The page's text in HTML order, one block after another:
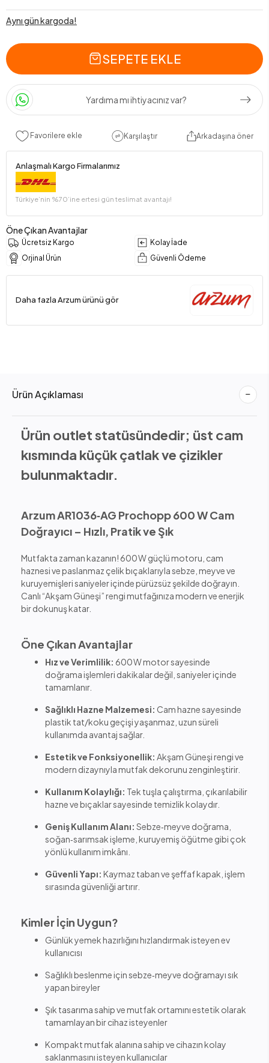
Aynı gün kargoda!
SEPETE EKLE
Yardıma mı ihtiyacınız var?
Favorilere ekle Karşılaştır Arkadaşına öner
Anlaşmalı Kargo Firmalarımız
Türkiye’nin %70’ine ertesi gün teslimat avantajı!
Öne Çıkan Avantajlar
Ücretsiz Kargo
Kolay İade
Orjinal Ürün
Güvenli Ödeme
Daha fazla Arzum ürünü gör
Ürün Açıklaması
Ürün outlet statüsündedir; üst cam
kısmında küçük çatlak ve çizikler
bulunmaktadır.
Arzum AR1036‑AG Prochopp 600 W Cam
Doğrayıcı – Hızlı, Pratik ve Şık
Mutfakta zaman kazanın! 600 W güçlü motoru, cam
haznesi ve paslanmaz çelik bıçaklarıyla sebze, meyve ve
kuruyemişleri saniyeler içinde pürüzsüz şekilde doğrayın.
Canlı “Akşam Güneşi” rengi mutfağınıza modern ve enerjik
bir dokunuş katar.
Öne Çıkan Avantajlar
Hız ve Verimlilik: 600 W motor sayesinde
doğrama işlemleri dakikalar değil, saniyeler içinde
tamamlanır.
Sağlıklı Hazne Malzemesi: Cam hazne sayesinde
plastik tat/koku geçişi yaşanmaz, uzun süreli
kullanımda avantaj sağlar.
Estetik ve Fonksiyonellik: Akşam Güneşi rengi ve
modern dizaynıyla mutfak dekorunu zenginleştirir.
Kullanım Kolaylığı: Tek tuşla çalıştırma, çıkarılabilir
hazne ve bıçaklar sayesinde temizlik kolaydır.
Geniş Kullanım Alanı: Sebze‑meyve doğrama,
soğan‑sarımsak işleme, kuruyemiş öğütme gibi çok
yönlü kullanım imkânı.
Güvenli Yapı: Kaymaz taban ve şeffaf kapak, işlem
sırasında güvenliği artırır.
Kimler İçin Uygun?
Günlük yemek hazırlığını hızlandırmak isteyen ev
kullanıcısı
Sağlıklı beslenme için sebze‑meyve doğramayı sık
yapan bireyler
Şık tasarıma sahip ve mutfak ortamını estetik olarak
tamamlayan bir cihaz isteyenler
Kompakt mutfak alanına sahip ve cihazın kolay
saklanmasını isteyen kullanıcılar